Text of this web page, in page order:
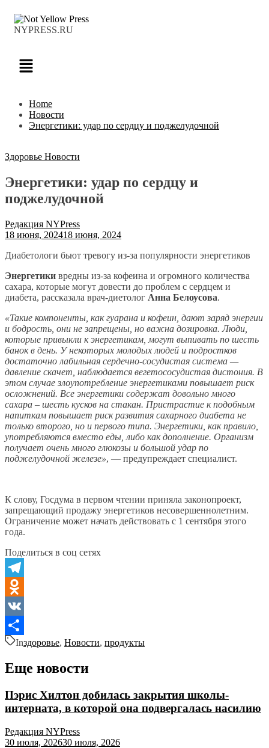
NYPRESS.RU
Home
Новости
Энергетики: удар по сердцу и поджелудочной
Здоровье Новости
Энергетики: удар по сердцу и
поджелудочной
Редакция NYPress
18 июня, 202418 июня, 2024
Диабетологи бьют тревогу из-за популярности энергетиков
Энергетики вредны из-за кофеина и огромного количества
сахара, которые могут довести до проблем с сердцем и
диабета, рассказала врач-диетолог Анна Белоусова.
«Такие компоненты, как гуарана и кофеин, дают заряд энергии
и бодрость, они не запрещены, но важна дозировка. Люди,
которые привыкли к энергетикам, могут выпивать по шесть
банок в день. У некоторых молодых людей и подростков
достаточно лабильная сердечно-сосудистая система —
давление скачет, наблюдается вегетососудистая дистония. В
этом случае злоупотребление энергетиками повышает риск
осложнений. Все энергетики содержат довольно много
сахара – шесть кусков на стакан. Пристрастие к подобным
напиткам повышает риск развития сахарного диабета не
только второго, но и первого типа. Энергетики, как правило,
употребляются вместо еды, либо как дополнение. Организм
получает очень много глюкозы и большой удар по
поджелудочной железе», — предупреждает специалист.
К слову, Госдума в первом чтении приняла законопроект,
запрещающий продажу энергетиков несовершеннолетним.
Ограничение может начать действовать с 1 сентября этого
года.
Поделиться в соц сетях
Telegram
Odnoklassniki
VK
Отправить
Inздоровье, Новости, продукты
Еще новости
Пэрис Хилтон добилась закрытия школы-
интерната, в которой она подвергалась насилию
Редакция NYPress
30 июля, 202630 июля, 2026